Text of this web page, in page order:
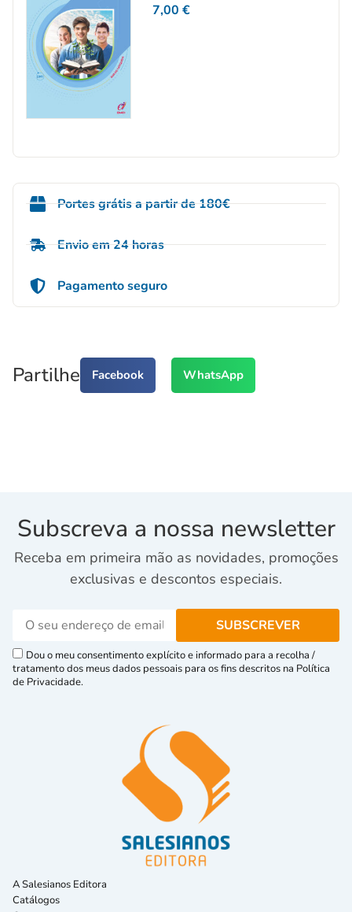
7,00 €
Portes grátis a partir de 180€
Envio em 24 horas
Pagamento seguro
Partilhe Facebook WhatsApp
Subscreva a nossa newsletter
Receba em primeira mão as novidades, promoções
exclusivas e descontos especiais.
Dou o meu consentimento explícito e informado para a recolha /
tratamento dos meus dados pessoais para os fins descritos na Política
de Privacidade.
A Salesianos Editora
Catálogos